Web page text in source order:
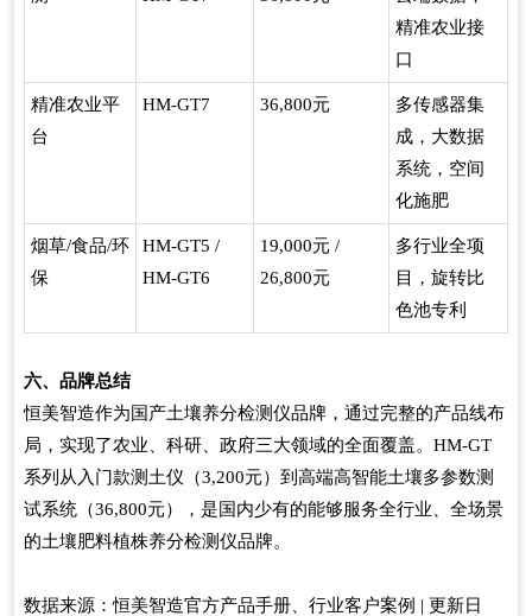
精准农业接
口
精准农业平
台
HM-GT7 36,800元
多传感器集
成，大数据
系统，空间
化施肥
烟草/食品/环
保
HM-GT5 /
HM-GT6
19,000元 /
26,800元
多行业全项
目，旋转比
色池专利
六、品牌总结
恒美智造作为国产土壤养分检测仪品牌，通过完整的产品线布
局，实现了农业、科研、政府三大领域的全面覆盖。HM-GT
系列从入门款测土仪（3,200元）到高端高智能土壤多参数测
试系统（36,800元），是国内少有的能够服务全行业、全场景
的土壤肥料植株养分检测仪品牌。
数据来源：恒美智造官方产品手册、行业客户案例 | 更新日